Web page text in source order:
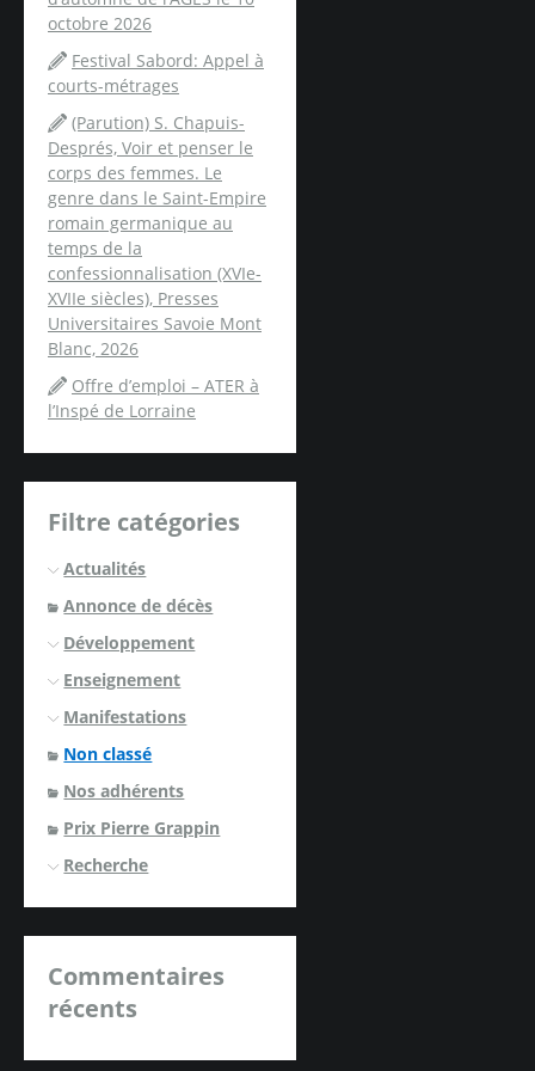
octobre 2026
Festival Sabord: Appel à
courts-métrages
(Parution) S. Chapuis-
Després, Voir et penser le
corps des femmes. Le
genre dans le Saint-Empire
romain germanique au
temps de la
confessionnalisation (XVIe-
XVIIe siècles), Presses
Universitaires Savoie Mont
Blanc, 2026
Offre d’emploi – ATER à
l’Inspé de Lorraine
Filtre catégories
Actualités
Annonce de décès
Développement
Enseignement
Manifestations
Non classé
Nos adhérents
Prix Pierre Grappin
Recherche
Commentaires
récents